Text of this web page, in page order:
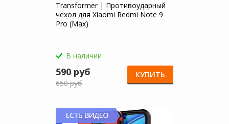
Transformer | Противоударный
чехол для Xiaomi Redmi Note 9
Pro (Max)
В наличии
590 руб
650 руб
КУПИТЬ